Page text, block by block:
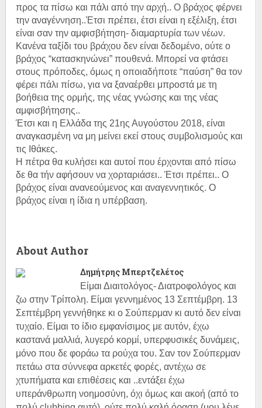
προς τα πίσω και πάλι από την αρχή.. Ο βράχος φέρνει
την αναγέννηση..Έτσι πρέπει, έτσι είναι η εξέλιξη, έτσι
είναι σαν την αμφισβήτηση- διαμαρτυρία των νέων.
Κανένα ταξίδι του βράχου δεν είναι δεδομένο, ούτε ο
βράχος “κατασκηνώνει” πουθενά. Μπορεί να φτάσει
στους πρόποδες, όμως η οποιαδήποτε “παύση” θα τον
φέρει πάλι πίσω, για να ξαναέρθει μπροστά με τη
βοήθεια της ορμής, της νέας γνώσης και της νέας
αμφισβήτησης..
Έτσι και η Ελλάδα της 21ης Αυγούστου 2018, είναι
αναγκασμένη να μη μείνει εκεί στους συμβολισμούς και
τις Ιθάκες.
Η πέτρα θα κυλήσει και αυτοί που έρχονται από πίσω
δε θα τήν αφήσουν να χορταριάσει.. Έτσι πρέπει.. Ο
βράχος είναι ανανεούμενος και αναγεννητικός. Ο
βράχος είναι η ίδια η υπέρβαση.
About Author
Δημήτρης Μπερτζελέτος
Είμαι Διαιτολόγος- Διατροφολόγος και
ζω στην Τρίπολη. Είμαι γεννημένος 13 Σεπτέμβρη. 13
Σεπτέμβρη γεννήθηκε κι ο Σούπερμαν κι αυτό δεν είναι
τυχαίο. Είμαι το ίδιο εμφανίσιμος με αυτόν, έχω
καστανά μαλλιά, λυγερό κορμί, υπερφυσικές δυνάμεις,
μόνο που δε φοράω τα ρούχα του. Σαν τον Σούπερμαν
πετάω στα σύννεφα αρκετές φορές, αντέχω σε
χτυπήματα και επιθέσεις και ..εντάξει έχω
υπεράνθρωπη νοημοσύνη, όχι όμως και ακοή (από το